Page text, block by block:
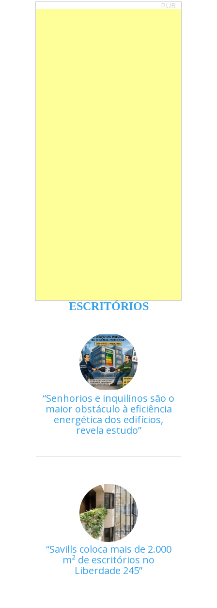
PUB
ESCRITÓRIOS
Senhorios e inquilinos são o
maior obstáculo à eficiência
energética dos edifícios,
revela estudo
Savills coloca mais de 2.000
m² de escritórios no
Liberdade 245